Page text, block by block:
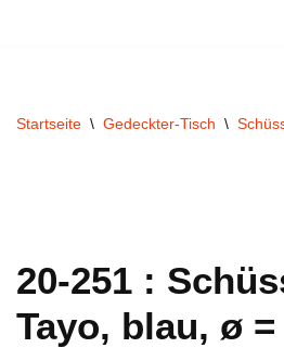
Startseite \ Gedeckter-Tisch \
20-251 :
Tayo, blau, ø